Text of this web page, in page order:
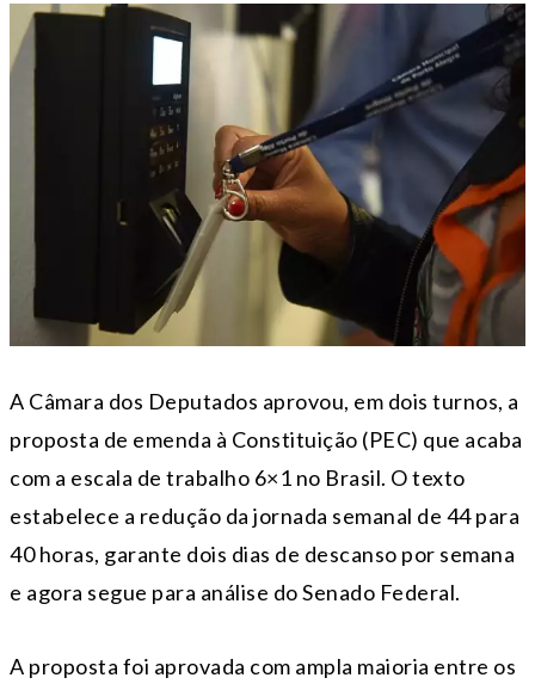
A Câmara dos Deputados aprovou, em dois turnos, a
proposta de emenda à Constituição (PEC) que acaba
com a escala de trabalho 6×1 no Brasil. O texto
estabelece a redução da jornada semanal de 44 para
40 horas, garante dois dias de descanso por semana
e agora segue para análise do Senado Federal.
A proposta foi aprovada com ampla maioria entre os